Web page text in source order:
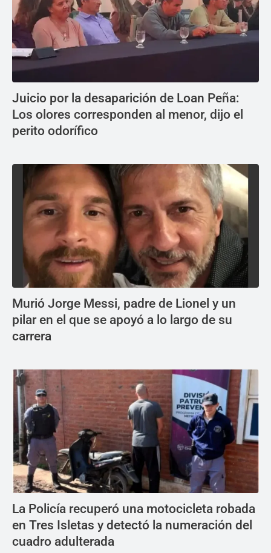
Juicio por la desaparición de Loan Peña:
Los olores corresponden al menor, dijo el
perito odorífico
Murió Jorge Messi, padre de Lionel y un
pilar en el que se apoyó a lo largo de su
carrera
La Policía recuperó una motocicleta robada
en Tres Isletas y detectó la numeración del
cuadro adulterada